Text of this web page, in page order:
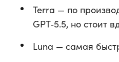
Terra — по
GPT‑5.5, но стоит
Luna — самая